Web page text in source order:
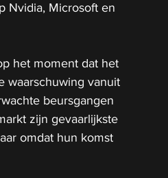
Nvidia, Microsoft en
het moment dat het
waarschuwing vanuit
beursgangen
zijn gevaarlijkste
omdat hun komst